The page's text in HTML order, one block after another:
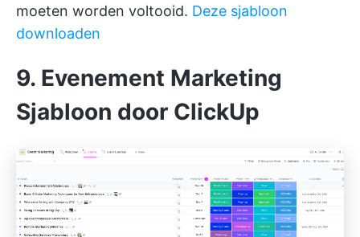
moeten worden voltooid. Deze sjabloon
downloaden
9. Evenement Marketing
Sjabloon door ClickUp